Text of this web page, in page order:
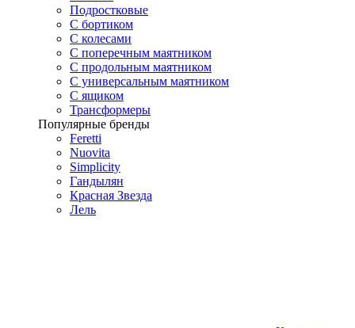
Подростковые
С бортиком
С колесами
С поперечным маятником
С продольным маятником
С универсальным маятником
С ящиком
Трансформеры
Популярные бренды
Feretti
Nuovita
Simplicity
Гандылян
Красная Звезда
Лель